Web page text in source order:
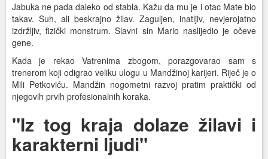
Jabuka ne pada daleko od stabla. Kažu da mu je i otac Mate bio
takav. Suh, ali beskrajno žilav. Zaguljen, inatljiv, nevjerojatno
izdržljiv, fizički monstrum. Slavni sin Mario naslijedio je očeve
gene.
Kada je rekao Vatrenima zbogom, porazgovarao sam s
trenerom koji odigrao veliku ulogu u Mandžinoj karijeri. Riječ je o
Mili Petkoviću. Mandžin nogometni razvoj pratim praktički od
njegovih prvih profesionalnih koraka.
"Iz tog kraja dolaze žilavi i
karakterni ljudi"